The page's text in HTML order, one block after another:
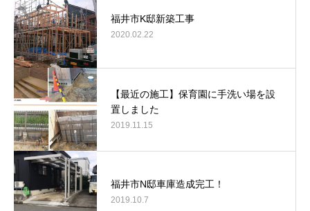
福井市K邸新築工事
2020.02.22
【最近の施工】保育園に手洗い場を設
置しました
2019.11.15
福井市N邸車庫造成完工！
2019.10.7